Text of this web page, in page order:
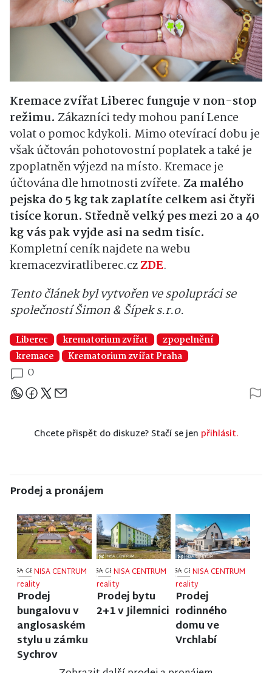
Kremace zvířat Liberec funguje v non-stop
režimu. Zákazníci tedy mohou paní Lence
volat o pomoc kdykoli. Mimo otevírací dobu je
však účtován pohotovostní poplatek a také je
zpoplatněn výjezd na místo. Kremace je
účtována dle hmotnosti zvířete. Za malého
pejska do 5 kg tak zaplatíte celkem asi čtyři
tisíce korun. Středně velký pes mezi 20 a 40
kg vás pak vyjde asi na sedm tisíc.
Kompletní ceník najdete na webu
kremacezviratliberec.czZDE.
Tento článek byl vytvořen ve spolupráci se
společností Šimon & Šípek s.r.o.
Liberec krematorium zvířat
zpopelnění
kremace
Krematorium zvířat Praha
0
Sdílejte článek
Chcete přispět do diskuze? Stačí se jen přihlásit.
Prodej a pronájem
NISA CENTRUM
reality
Prodej
bungalovu v
anglosaském
stylu u zámku
Sychrov
NISA CENTRUM
reality
Prodej bytu
2+1 v Jilemnici
NISA CENTRUM
reality
Prodej
rodinného
domu ve
Vrchlabí